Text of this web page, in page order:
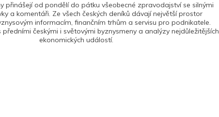
přinášejí od pondělí do pátku všeobecné zpravodajství se silnými
a komentáři. Ze všech českých deníků dávají největší prostor
informacím, finančním trhům a servisu pro podnikatele.
českými i světovými byznysmeny a analýzy nejdůležitějších
ekonomických událostí.